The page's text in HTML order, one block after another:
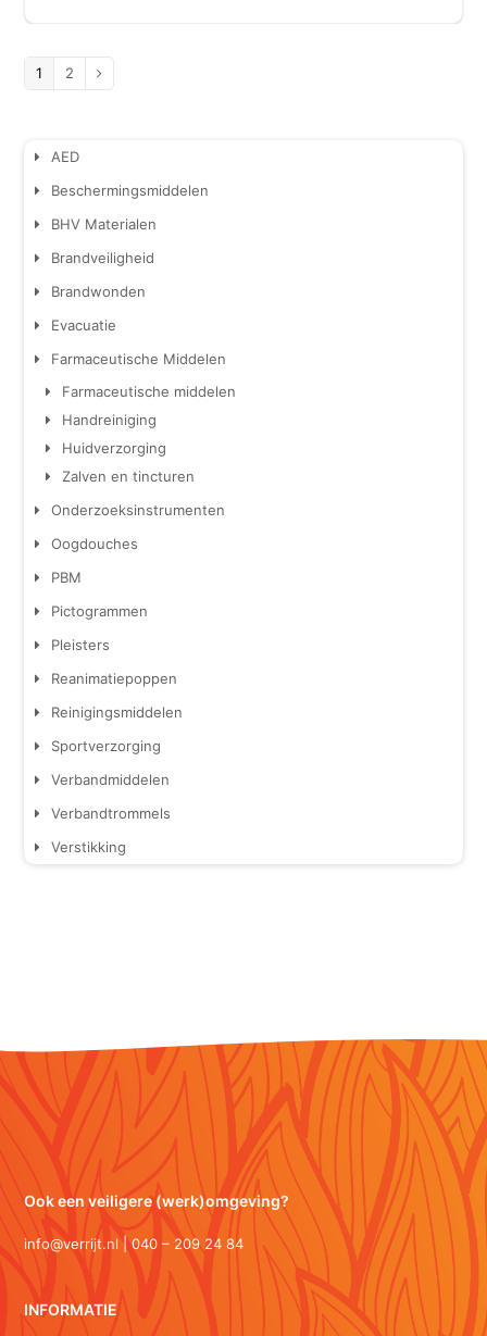
1 2
AED
Beschermingsmiddelen
BHV Materialen
Brandveiligheid
Brandwonden
Evacuatie
Farmaceutische Middelen
Farmaceutische middelen
Handreiniging
Huidverzorging
Zalven en tincturen
Onderzoeksinstrumenten
Oogdouches
PBM
Pictogrammen
Pleisters
Reanimatiepoppen
Reinigingsmiddelen
Sportverzorging
Verbandmiddelen
Verbandtrommels
Verstikking
Ook een veiligere (werk)omgeving?
info@verrijt.nl | 040 – 209 24 84
INFORMATIE